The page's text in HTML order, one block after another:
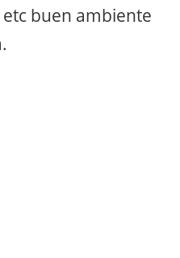
buen ambiente